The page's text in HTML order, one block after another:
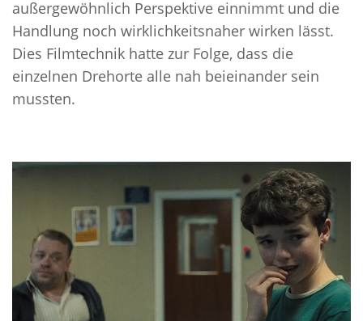
außergewöhnlich Perspektive einnimmt und die
Handlung noch wirklichkeitsnaher wirken lässt.
Dies Filmtechnik hatte zur Folge, dass die
einzelnen Drehorte alle nah beieinander sein
mussten.